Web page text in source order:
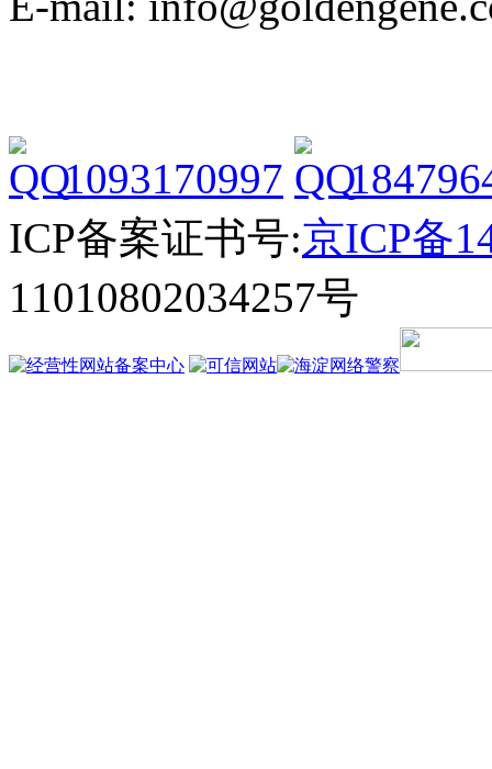
1093170997
ICP备案证书号:京ICP备
11010802034257号